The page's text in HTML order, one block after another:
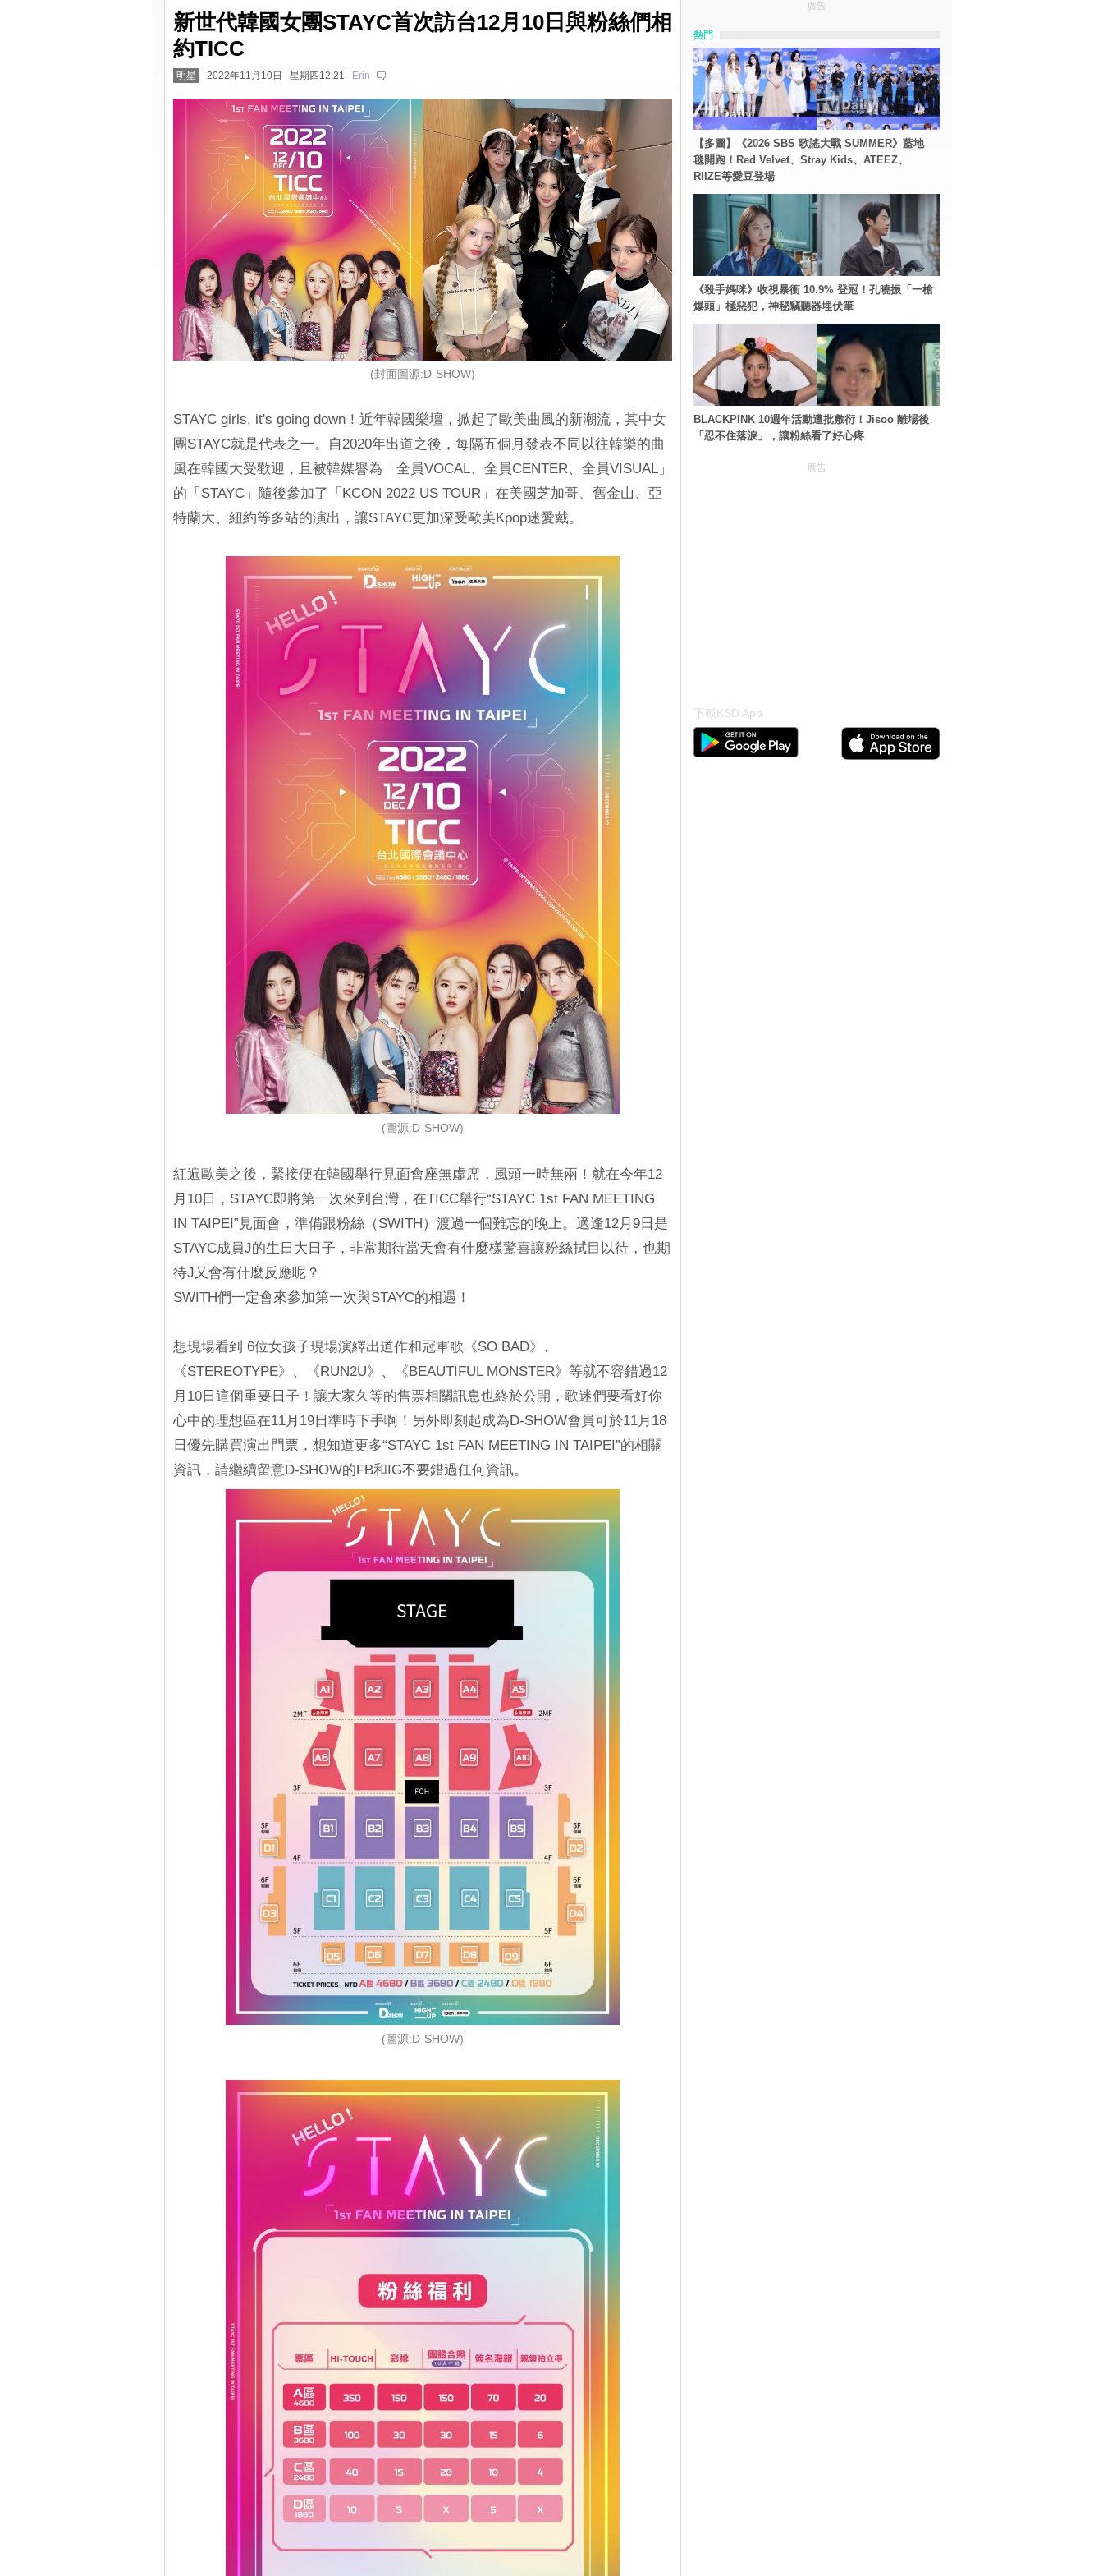
新世代韓國女團STAYC首次訪台12月10日與粉絲們相
約TICC
明星 2022年11月10日 星期四12:21 Erin
(封面圖源:D-SHOW)
STAYC girls, it's going down！近年韓國樂壇，掀起了歐美曲風的新潮流，其中女
團STAYC就是代表之一。自2020年出道之後，每隔五個月發表不同以往韓樂的曲
風在韓國大受歡迎，且被韓媒譽為「全員VOCAL、全員CENTER、全員VISUAL」
的「STAYC」隨後參加了「KCON 2022 US TOUR」在美國芝加哥、舊金山、亞
特蘭大、紐約等多站的演出，讓STAYC更加深受歐美Kpop迷愛戴。
(圖源:D-SHOW)
紅遍歐美之後，緊接便在韓國舉行見面會座無虛席，風頭一時無兩！就在今年12
月10日，STAYC即將第一次來到台灣，在TICC舉行“STAYC 1st FAN MEETING
IN TAIPEI”見面會，準備跟粉絲（SWITH）渡過一個難忘的晚上。適逢12月9日是
STAYC成員J的生日大日子，非常期待當天會有什麼樣驚喜讓粉絲拭目以待，也期
待J又會有什麼反應呢？
SWITH們一定會來參加第一次與STAYC的相遇！
想現場看到 6位女孩子現場演繹出道作和冠軍歌《SO BAD》、
《STEREOTYPE》、《RUN2U》、《BEAUTIFUL MONSTER》等就不容錯過12
月10日這個重要日子！讓大家久等的售票相關訊息也終於公開，歌迷們要看好你
心中的理想區在11月19日準時下手啊！另外即刻起成為D-SHOW會員可於11月18
日優先購買演出門票，想知道更多“STAYC 1st FAN MEETING IN TAIPEI”的相關
資訊，請繼續留意D-SHOW的FB和IG不要錯過任何資訊。
(圖源:D-SHOW)
廣告
熱門
【多圖】《2026 SBS 歌謠大戰 SUMMER》藍地
毯開跑！Red Velvet、Stray Kids、ATEEZ、
RIIZE等愛豆登場
《殺手媽咪》收視暴衝 10.9% 登冠！孔曉振「一槍
爆頭」極惡犯，神秘竊聽器埋伏筆
BLACKPINK 10週年活動遭批敷衍！Jisoo 離場後
「忍不住落淚」，讓粉絲看了好心疼
廣告
下載KSD App